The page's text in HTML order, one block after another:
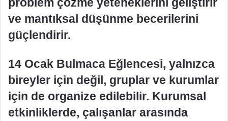
ve mantıksal düşünme becerilerini
güçlendirir.
14 Ocak Bulmaca Eğlencesi, yalnızca
bireyler için değil, gruplar ve kurumlar
için de organize edilebilir. Kurumsal
etkinliklerde, çalışanlar arasında